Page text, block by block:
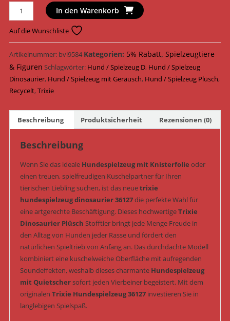
Trixie
Hundespielzeug
Dinosaurier
Plüsch
&
Geräusch
38
cm
Nr.
36127)
In den Warenkorb
Auf die Wunschliste
Artikelnummer: bvl9584 Kategorien: 5% Rabatt, Spielzeugtiere
& Figuren Schlagwörter: Hund / Spielzeug D, Hund / Spielzeug
Dinosaurier, Hund / Spielzeug mit Geräusch, Hund / Spielzeug Plüsch,
Recycelt,Trixie
Beschreibung Produktsicherheit Rezensionen (0)
Beschreibung
Wenn Sie das ideale Hundespielzeug mit Knisterfolie oder
einen treuen, spielfreudigen Kuschelpartner für Ihren
tierischen Liebling suchen, ist das neuetrixie
hundespielzeug dinosaurier 36127die perfekte Wahl für
eine artgerechte Beschäftigung. Dieses hochwertigeTrixie
Dinosaurier Plüsch Stofftier bringt jede Menge Freude in
den Alltag von Hunden jeder Rasse und fördert den
natürlichen Spieltrieb von Anfang an. Das durchdachte Modell
kombiniert eine kuschelweiche Oberfläche mit aufregenden
Soundeffekten, weshalb dieses charmante Hundespielzeug
mit Quietschersofort jeden Vierbeiner begeistert. Mit dem
originalen Trixie Hundespielzeug 36127investieren Sie in
langlebigen Spielspaß.